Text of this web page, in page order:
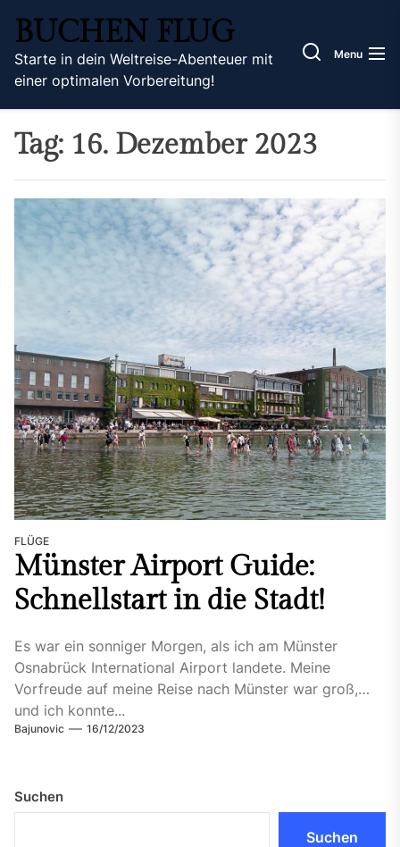
the
content
BUCHEN FLUG
Starte in dein Weltreise-Abenteuer mit
einer optimalen Vorbereitung!
Menu
Tag: 16. Dezember 2023
FLÜGE
Münster Airport Guide:
Schnellstart in die Stadt!
Es war ein sonniger Morgen, als ich am Münster
Osnabrück International Airport landete. Meine
Vorfreude auf meine Reise nach Münster war groß,
und ich konnte...
Bajunovic 16/12/2023
Suchen
Suchen